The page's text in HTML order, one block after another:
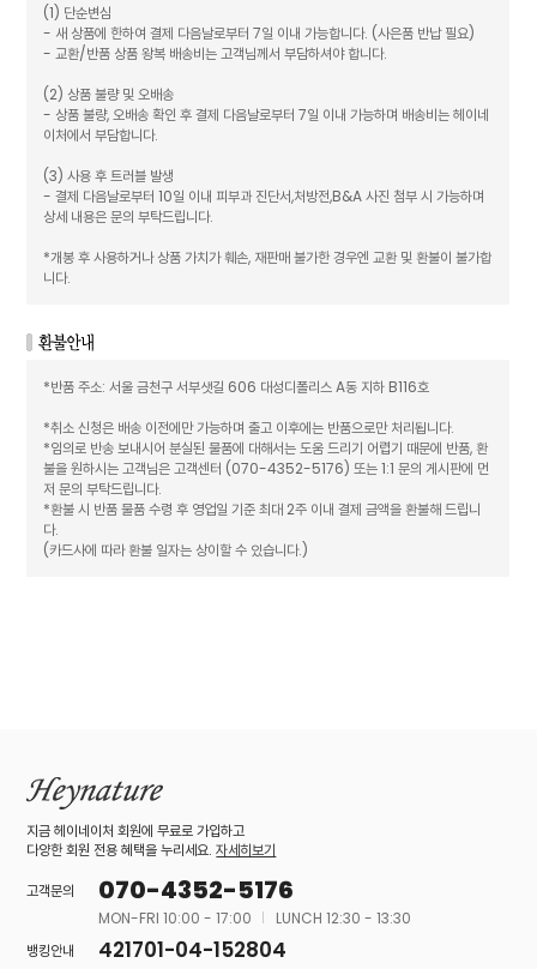
(1) 단순변심
- 새 상품에 한하여 결제 다음날로부터 7일 이내 가능합니다. (사은품 반납 필요)
- 교환/반품 상품 왕복 배송비는 고객님께서 부담하셔야 합니다.
(2) 상품 불량 및 오배송
- 상품 불량, 오배송 확인 후 결제 다음날로부터 7일 이내 가능하며 배송비는 헤이네
이처에서 부담합니다.
(3) 사용 후 트러블 발생
- 결제 다음날로부터 10일 이내 피부과 진단서,처방전,B&A 사진 첨부 시 가능하며
상세 내용은 문의 부탁드립니다.
*개봉 후 사용하거나 상품 가치가 훼손, 재판매 불가한 경우엔 교환 및 환불이 불가합
니다.
*반품 주소: 서울 금천구 서부샛길 606 대성디폴리스 A동 지하 B116호
*취소 신청은 배송 이전에만 가능하며 출고 이후에는 반품으로만 처리됩니다.
*임의로 반송 보내시어 분실된 물품에 대해서는 도움 드리기 어렵기 때문에 반품, 환
불을 원하시는 고객님은 고객센터 (070-4352-5176) 또는 1:1 문의 게시판에 먼
저 문의 부탁드립니다.
*환불 시 반품 물품 수령 후 영업일 기준 최대 2주 이내 결제 금액을 환불해 드립니
다.
(카드사에 따라 환불 일자는 상이할 수 있습니다.)
지금 헤이네이처 회원에 무료로 가입하고
다양한 회원 전용 혜택을 누리세요.자세히보기
고객문의
070-4352-5176
MON-FRI 10:00 - 17:00
LUNCH 12:30 - 13:30
뱅킹안내
421701-04-152804